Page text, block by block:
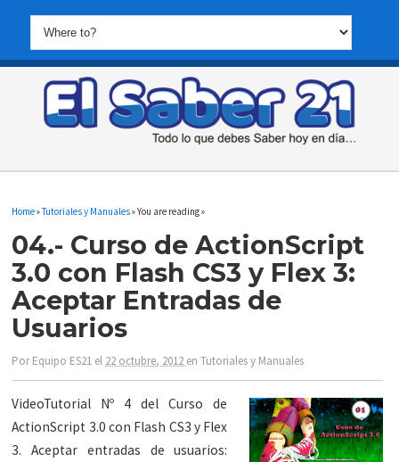
Home»Tutoriales y Manuales» You are reading »
04.- Curso de ActionScript
3.0 con Flash CS3 y Flex 3:
Aceptar Entradas de
Usuarios
PorEquipo ES21 el 22 octubre, 2012 enTutoriales y Manuales
VideoTutorial Nº 4 del Curso de
ActionScript 3.0 con Flash CS3 y Flex
3. Aceptar entradas de usuarios: